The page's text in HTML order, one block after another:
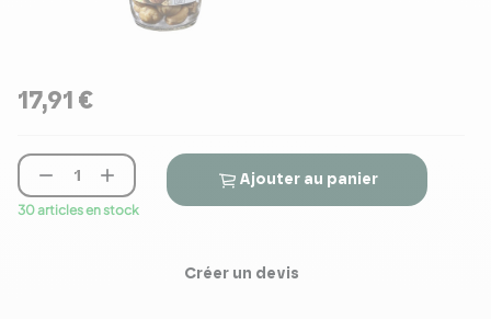
17,91 €
 
30 articles en stock
Ajouter au panier
Créer un devis